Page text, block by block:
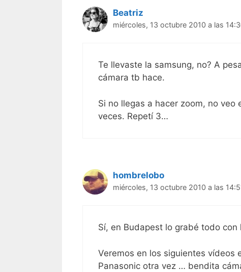
Beatriz
miércoles, 13 octubre 2010 a las
Te llevaste la samsung, no? A
cámara tb hace.
Si no llegas a hacer zoom, no
veces. Repetí 3…
hombrelobo
miércoles, 13 octubre 2010 a las
Sí, en Budapest lo grabé todo
Veremos en los siguientes vídeos
Panasonic otra vez … bendita